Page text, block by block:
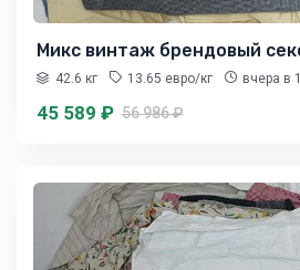
Микс винтаж брендовый
42.6 кг 13.65 евро/кг вчера в
45 589 ₽ 56 986 ₽